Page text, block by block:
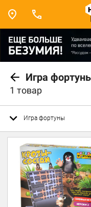
Игра
1 товар
Игра фортуны